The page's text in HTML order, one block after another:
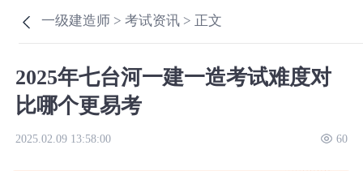
一级建造师 >考试资讯 > 正文
2025年七台河一建一造考试难度对
比哪个更易考
2025.02.09 13:58:00 60